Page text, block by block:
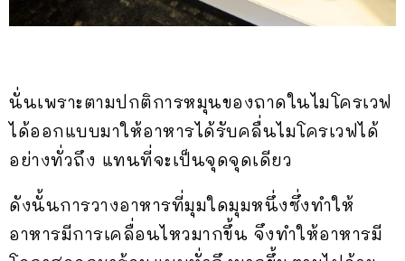
นั่นเพราะตามปกติการหมุนของถาดในไมโครเวฟ
ได้ออกแบบมาให้อาหารได้รับคลื่นไมโครเวฟได้
อย่างทั่วถึง แทนที่จะเป็นจุดจุดเดียว
ดังนั้นการวางอาหารที่มุมใดมุมหนึ่งซึ่งทำให้
อาหารมีการเคลื่อนไหวมากขึ้น จึงทำให้อาหารมี